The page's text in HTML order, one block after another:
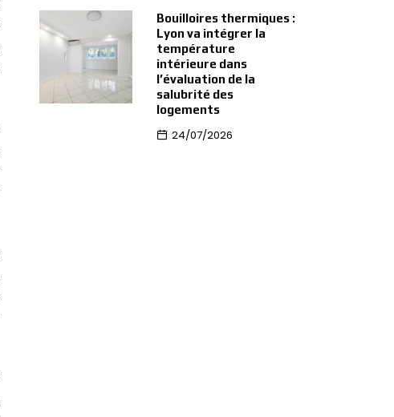
Bouilloires thermiques :
Lyon va intégrer la
température
intérieure dans
l’évaluation de la
salubrité des
logements
24/07/2026